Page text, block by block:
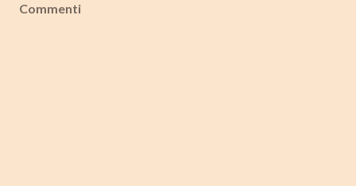
Commenti